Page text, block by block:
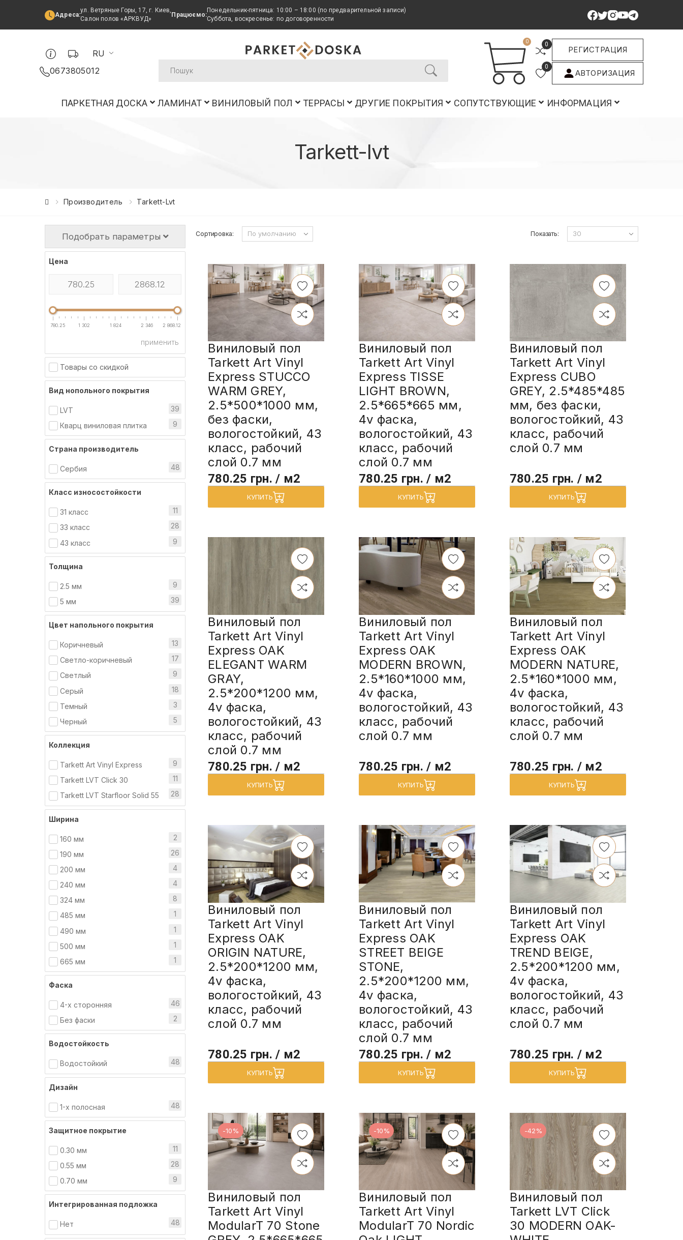
Адреса:
ул. Ветряные Горы, 17, г. Киев,
Салон полов «АРКВУД»
Працюємо:
Понедельник-пятница: 10:00 – 18:00 (по предварительной записи)
Суббота, воскресенье: по договоренности
RU
0673805012
0 0
0
РЕГИСТРАЦИЯ
АВТОРИЗАЦИЯ
ПАРКЕТНАЯ ДОСКА ЛАМИНАТ ВИНИЛОВЫЙ ПОЛ ТЕРРАСЫ ДРУГИЕ ПОКРЫТИЯ СОПУТСТВУЮЩИЕ ИНФОРМАЦИЯ
Tarkett-lvt
Производитель Tarkett-Lvt
Подобрать параметры
Цена
780.25 1 302 1 824 2 346 2 868.12
применить
Товары со скидкой
Вид нопольного покрытия
LVT
39
Кварц виниловая плитка
9
Страна производитель
Сербия 48
Класс износостойкости
31 класс
11
33 класс
28
43 класс
9
Толщина
2.5 мм
9
5 мм
39
Цвет напольного покрытия
Коричневый
13
Светло-коричневый
17
Светлый
9
Серый
18
Темный
3
Черный
5
Коллекция
Tarkett Art Vinyl Express
9
Tarkett LVT Click 30
11
Tarkett LVT Starfloor Solid 55
28
Ширина
160 мм
2
190 мм
26
200 мм
4
240 мм
4
324 мм
8
485 мм
1
490 мм
1
500 мм
1
665 мм
1
Фаска
4-х сторонняя
46
Без фаски
2
Водостойкость
Водостойкий 48
Дизайн
1-х полосная 48
Защитное покрытие
0.30 мм
11
0.55 мм
28
0.70 мм
9
Интегрированная подложка
Нет 48
Сортировка: Показать:
Виниловый пол
Tarkett Art Vinyl
Express STUCCO
WARM GREY,
2.5*500*1000 мм,
без фаски,
вологостойкий, 43
класс, рабочий
слой 0.7 мм
780.25 грн. / м2
КУПИТЬ
Виниловый пол
Tarkett Art Vinyl
Express TISSE
LIGHT BROWN,
2.5*665*665 мм,
4v фаска,
вологостойкий, 43
класс, рабочий
слой 0.7 мм
780.25 грн. / м2
КУПИТЬ
Виниловый пол
Tarkett Art Vinyl
Express CUBO
GREY, 2.5*485*485
мм, без фаски,
вологостойкий, 43
класс, рабочий
слой 0.7 мм
780.25 грн. / м2
КУПИТЬ
Виниловый пол
Tarkett Art Vinyl
Express OAK
ELEGANT WARM
GRAY,
2.5*200*1200 мм,
4v фаска,
вологостойкий, 43
класс, рабочий
слой 0.7 мм
780.25 грн. / м2
КУПИТЬ
Виниловый пол
Tarkett Art Vinyl
Express OAK
MODERN BROWN,
2.5*160*1000 мм,
4v фаска,
вологостойкий, 43
класс, рабочий
слой 0.7 мм
780.25 грн. / м2
КУПИТЬ
Виниловый пол
Tarkett Art Vinyl
Express OAK
MODERN NATURE,
2.5*160*1000 мм,
4v фаска,
вологостойкий, 43
класс, рабочий
слой 0.7 мм
780.25 грн. / м2
КУПИТЬ
Виниловый пол
Tarkett Art Vinyl
Express OAK
ORIGIN NATURE,
2.5*200*1200 мм,
4v фаска,
вологостойкий, 43
класс, рабочий
слой 0.7 мм
780.25 грн. / м2
КУПИТЬ
Виниловый пол
Tarkett Art Vinyl
Express OAK
STREET BEIGE
STONE,
2.5*200*1200 мм,
4v фаска,
вологостойкий, 43
класс, рабочий
слой 0.7 мм
780.25 грн. / м2
КУПИТЬ
Виниловый пол
Tarkett Art Vinyl
Express OAK
TREND BEIGE,
2.5*200*1200 мм,
4v фаска,
вологостойкий, 43
класс, рабочий
слой 0.7 мм
780.25 грн. / м2
КУПИТЬ
-10%
Виниловый пол
Tarkett Art Vinyl
ModularT 70 Stone
-10%
Виниловый пол
Tarkett Art Vinyl
ModularT 70 Nordic
-42%
Виниловый пол
Tarkett LVT Click
30 MODERN OAK-